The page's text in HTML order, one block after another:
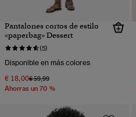
Pantalones cortos de estilo
«paperbag» Dessert
(5)
Disponible en más colores
€ 18,00Precio rebajado de
€ 59,99a
Ahorras un 70 %